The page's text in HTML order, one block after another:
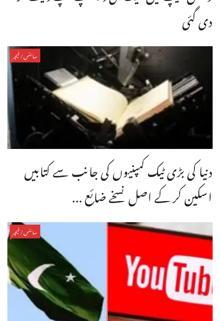
دی گئی
سائنس/فیچر
دنیا کی بڑی ٹیک کمپنیوں کی جانب سے کتابیں
اسکین کر کے اصل نسخے ضائع ...
سائنس/فیچر